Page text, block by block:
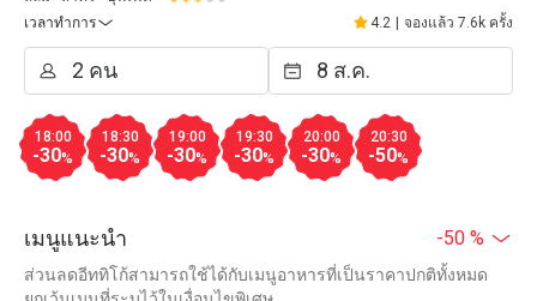
เวลาทำการ
4.2 จองแล้ว 7.6k ครั้ง
18:00
-30%
18:30
-30%
19:00
-30%
19:30
-30%
20:00
-30%
20:30
-50%
เมนูแนะนำ -50 %
ส่วนลดอีททิโก้สามารถใช้ได้กับเมนูอาหารที่เป็นราคาปกติทั้งหมด